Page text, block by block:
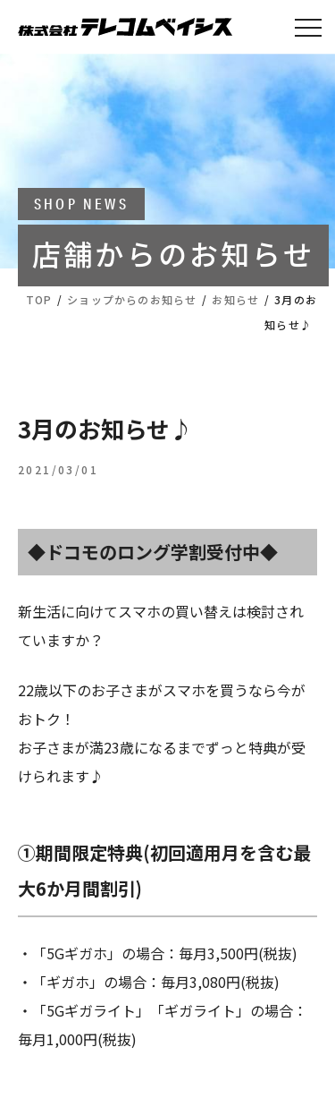
トップ
事業案内
会社概要
採用情報
お知らせ
テレコムベイシス本社・求人
へのお問い合わせ
025-770-2026
道の駅事業
・フリーペーパー道の駅
営業時間：9:00～17:00（土日祝を除きます）
SHOP NEWS
店舗からのお知らせ
TOP / ショップからのお知らせ / お知らせ / 3月のお
知らせ♪
3月のお知らせ♪
2021/03/01
◆ドコモのロング学割受付中◆
新生活に向けてスマホの買い替えは検討され
ていますか？
22歳以下のお子さまがスマホを買うなら今が
おトク！
お子さまが満23歳になるまでずっと特典が受
けられます♪
①期間限定特典(初回適用月を含む最
大6か月間割引)
・「5Gギガホ」の場合：毎月3,500円(税抜)
・「ギガホ」の場合：毎月3,080円(税抜)
・「5Gギガライト」「ギガライト」の場合：
毎月1,000円(税抜)